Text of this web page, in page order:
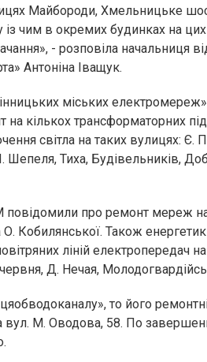
Майбороди, Хмельницьке
із чим в окремих будинках на
- розповіла начальниця
Антоніна Іващук.
міських
кількох трансформаторних
світла на таких вулицях: Є.
Шепеля, Тиха, Будівельників,
повідомили про ремонт мереж
Кобилянської. Також
ліній електропередач
Д. Нечая,
то його
вул. М. Оводова, 58. По